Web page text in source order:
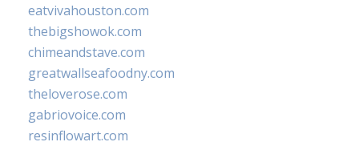
eatvivahouston.com
thebigshowok.com
chimeandstave.com
greatwallseafoodny.com
theloverose.com
gabriovoice.com
resinflowart.com